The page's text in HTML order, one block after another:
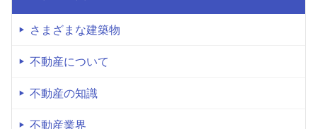
がとても高井です。ここは年...
さまざまな建築物
不動産について
不動産の知識
不動産業界